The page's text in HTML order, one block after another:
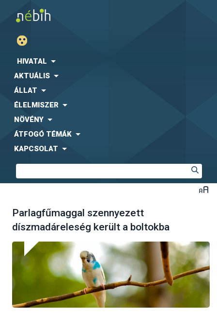
HIVATAL
AKTUÁLIS
ÁLLAT
ÉLELMISZER
NÖVÉNY
ÁTFOGÓ TÉMÁK
KAPCSOLAT
Parlagfűmaggal szennyezett
díszmadáreleség került a boltokba